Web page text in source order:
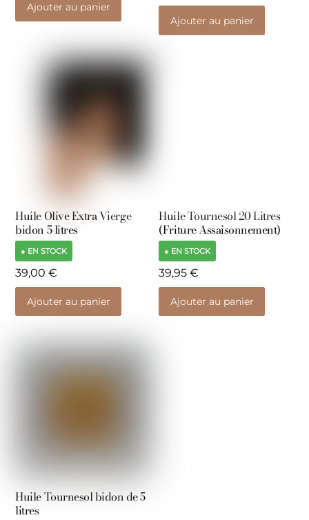
Ajouter au panier
Ajouter au panier
Huile Olive Extra Vierge
bidon 5 litres
● EN STOCK
39,00€
Ajouter au panier
Huile Tournesol 20 Litres
(Friture Assaisonnement)
● EN STOCK
39,95€
Ajouter au panier
Huile Tournesol bidon de 5
litres